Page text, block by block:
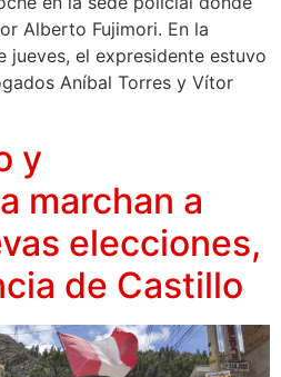
Alberto Fujimori. En la
jueves, el expresidente estuvo
Aníbal Torres y Vítor
y
marchan a
elecciones,
de Castillo